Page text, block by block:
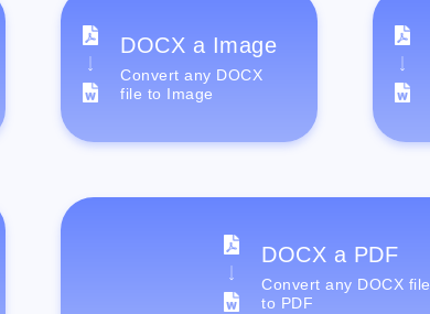
DOCX a Image
Convert any DOCX
file to Image
DOCX a PDF
Convert any DOCX file
to PDF